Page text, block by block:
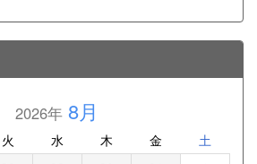
2026年8月
火 水 木 金 土